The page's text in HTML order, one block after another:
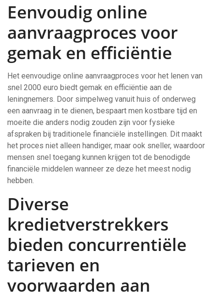
Eenvoudig online
aanvraagproces voor
gemak en efficiëntie
Het eenvoudige online aanvraagproces voor het lenen van
snel 2000 euro biedt gemak en efficiëntie aan de
leningnemers. Door simpelweg vanuit huis of onderweg
een aanvraag in te dienen, bespaart men kostbare tijd en
moeite die anders nodig zouden zijn voor fysieke
afspraken bij traditionele financiële instellingen. Dit maakt
het proces niet alleen handiger, maar ook sneller, waardoor
mensen snel toegang kunnen krijgen tot de benodigde
financiële middelen wanneer ze deze het meest nodig
hebben.
Diverse
kredietverstrekkers
bieden concurrentiële
tarieven en
voorwaarden aan